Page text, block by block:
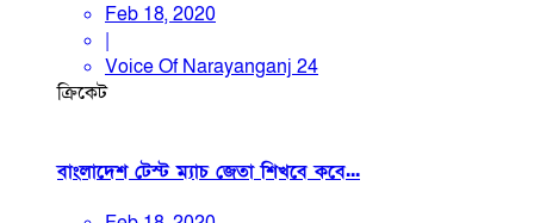
Feb 18, 2020
|
Voice Of Narayanganj 24
ক্রিকেট
বাংলাদেশ টেস্ট ম্যাচ জেতা শিখবে কবে...